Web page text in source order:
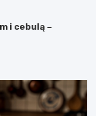
i cebulą –